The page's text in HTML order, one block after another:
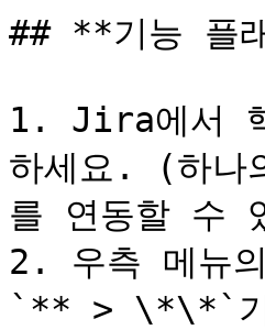
## **기능 플
1. Jira에서
하세요. (하나
를 연동할 수
2. 우측 메뉴
`** > \*\*`기